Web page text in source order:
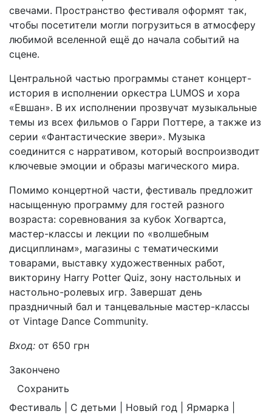
свечами. Пространство фестиваля оформят так,
чтобы посетители могли погрузиться в атмосферу
любимой вселенной ещё до начала событий на
сцене.
Центральной частью программы станет концерт-
история в исполнении оркестра LUMOS и хора
«Евшан». В их исполнении прозвучат музыкальные
темы из всех фильмов о Гарри Поттере, а также из
серии «Фантастические звери». Музыка
соединится с нарративом, который воспроизводит
ключевые эмоции и образы магического мира.
Помимо концертной части, фестиваль предложит
насыщенную программу для гостей разного
возраста: соревнования за кубок Хогвартса,
мастер-классы и лекции по «волшебным
дисциплинам», магазины с тематическими
товарами, выставку художественных работ,
викторину Harry Potter Quiz, зону настольных и
настольно-ролевых игр. Завершат день
праздничный бал и танцевальные мастер-классы
от Vintage Dance Community.
Вход: от 650 грн
Закончено
Сохранить
Фестиваль | С детьми | Новый год | Ярмарка |